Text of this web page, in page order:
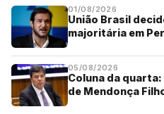
01/08/2026
União Brasil
majoritária em
05/08/2026
Coluna da
de Mendonça